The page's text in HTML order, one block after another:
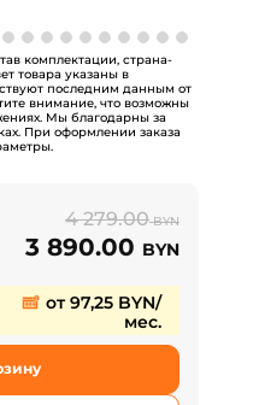
комплектации, страна-
товара указаны в
последним данным от
внимание, что возможны
Мы благодарны за
При оформлении заказа
4 279.00BYN
3 890.00 BYN
от 97,25 BYN/
мес.